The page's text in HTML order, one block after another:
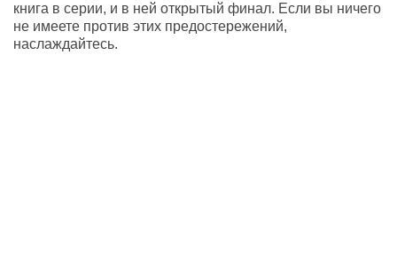
книга в серии, и в ней открытый финал. Если вы ничего
не имеете против этих предостережений,
наслаждайтесь.